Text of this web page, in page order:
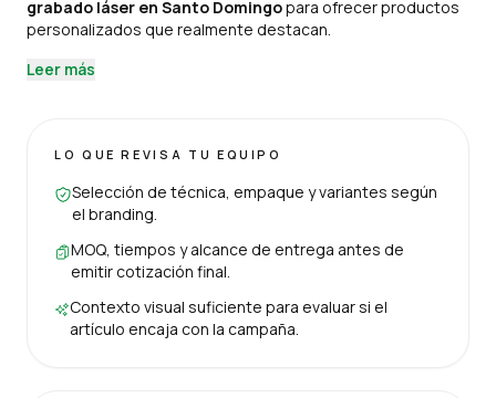
grabado láser en Santo Domingopara ofrecer productos
personalizados que realmente destacan.
Leer más
LO QUE REVISA TU EQUIPO
Selección de técnica, empaque y variantes según
el branding.
MOQ, tiempos y alcance de entrega antes de
emitir cotización final.
Contexto visual suficiente para evaluar si el
artículo encaja con la campaña.